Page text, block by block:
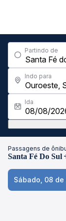
Partindo de
Indo para
Ida
Passagens de
Santa Fé Do Sul
Sábado, 08 de